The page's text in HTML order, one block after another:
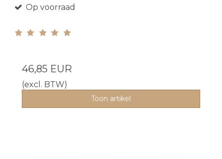
Op voorraad
46,85 EUR
(excl. BTW)
Toon artikel